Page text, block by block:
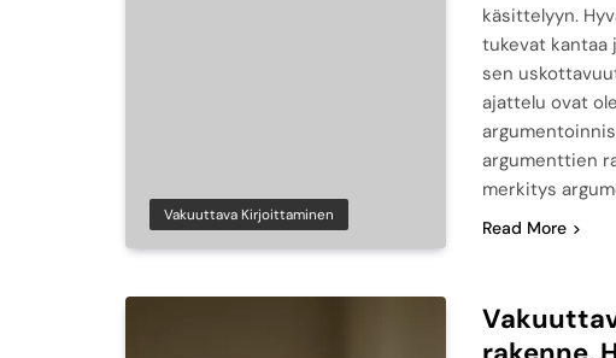
Vakuuttava Kirjoittaminen
käsittelyyn.
tukevat kantaa
sen
ajattelu ovat
argumenttien
merkitys
Read More